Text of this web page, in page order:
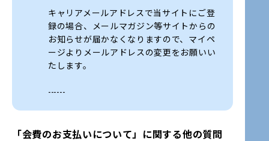
キャリアメールアドレスで当サイトにご登
録の場合、メールマガジン等サイトからの
お知らせが届かなくなりますので、マイペ
ージよりメールアドレスの変更をお願いい
たします。
------
「会費のお支払いについて」に関する他の質問